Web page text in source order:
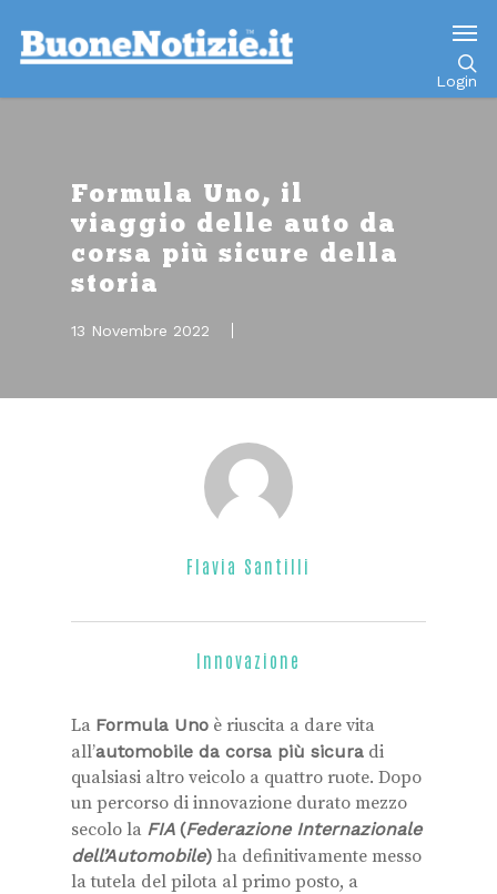
Login
Formula Uno, il
viaggio delle auto da
corsa più sicure della
storia
13 Novembre 2022
Flavia Santilli
Innovazione
La Formula Uno è riuscita a dare vita
all’automobile da corsa più sicura di
qualsiasi altro veicolo a quattro ruote. Dopo
un percorso di innovazione durato mezzo
secolo la FIA (Federazione Internazionale
dell’Automobile) ha definitivamente messo
la tutela del pilota al primo posto, a
Go to mobile version